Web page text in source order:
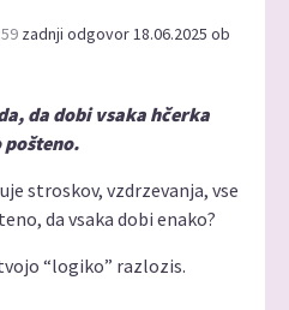
zadnji odgovor 18.06.2025 ob
da dobi vsaka hčerka
pošteno.
stroskov, vzdrzevanja, vse
da vsaka dobi enako?
“logiko” razlozis.